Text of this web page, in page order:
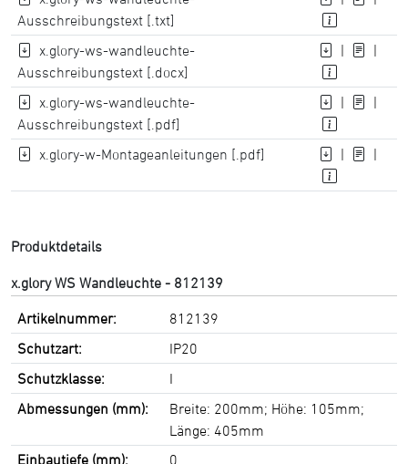
Ausschreibungstext [.txt]
x.glory-ws-wandleuchte-
Ausschreibungstext [.docx]
| |
x.glory-ws-wandleuchte-
Ausschreibungstext [.pdf]
| |
x.glory-w-Montageanleitungen [.pdf] | |
Produktdetails
x.glory WS Wandleuchte - 812139
Artikelnummer:
812139
Schutzart:
IP20
Schutzklasse:
I
Abmessungen (mm):
Breite: 200mm; Höhe: 105mm;
Länge: 405mm
Einbautiefe (mm):
0